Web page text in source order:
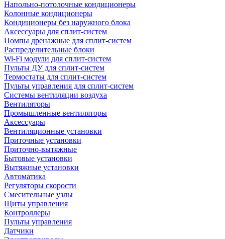
Напольно-потолочные кондиционеры
Колонные кондиционеры
Кондиционеры без наружного блока
Аксессуары для сплит-систем
Помпы дренажные для сплит-систем
Распределительные блоки
Wi-Fi модули для сплит-систем
Пульты ДУ для сплит-систем
Термостаты для сплит-систем
Пульты управления для сплит-систем
Системы вентиляции воздуха
Вентиляторы
Промышленные вентиляторы
Аксессуары
Вентиляционные установки
Приточные установки
Приточно-вытяжные
Бытовые установки
Вытяжные установки
Автоматика
Регуляторы скорости
Смесительные узлы
Щиты управления
Контроллеры
Пульты управления
Датчики